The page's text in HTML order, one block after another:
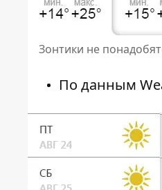
Зонтики не
По данным